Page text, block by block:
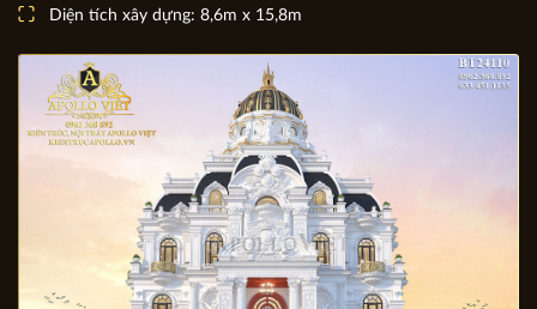
Diện tích xây dựng: 8,6m x 15,8m